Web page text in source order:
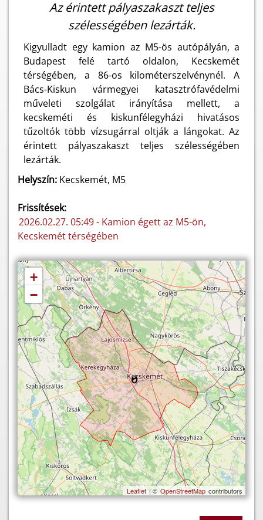
Az érintett pályaszakaszt teljes
szélességében lezárták.
Kigyulladt egy kamion az M5-ös autópályán, a
Budapest felé tartó oldalon, Kecskemét
térségében, a 86-os kilométerszelvénynél. A
Bács-Kiskun vármegyei katasztrófavédelmi
műveleti szolgálat irányítása mellett, a
kecskeméti és kiskunfélegyházi hivatásos
tűzoltók több vízsugárral oltják a lángokat. Az
érintett pályaszakaszt teljes szélességében
lezárták.
Helyszín: Kecskemét, M5
Frissítések:
2026.02.27. 05:49 - Kamion égett az M5-ön,
Kecskemét térségében
+
−
Leaflet | © OpenStreetMap contributors